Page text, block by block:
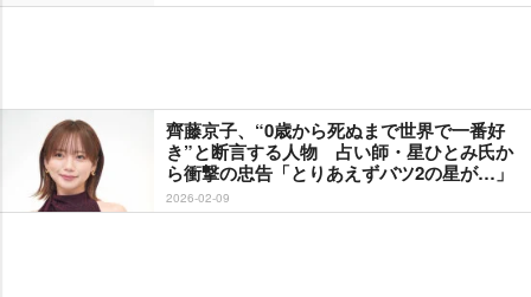
齊藤京子、“0歳から死ぬまで世界で一番好
き”と断言する人物 占い師・星ひとみ氏か
ら衝撃の忠告「とりあえずバツ2の星が…」
2026-02-09